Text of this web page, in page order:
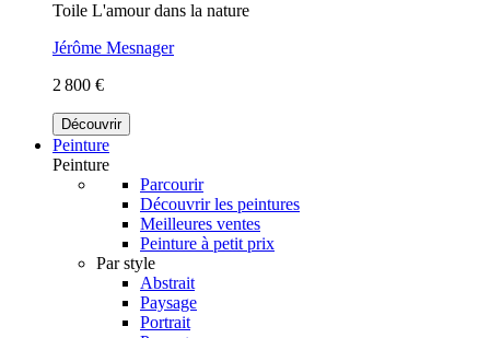
Toile L'amour dans la nature
Jérôme Mesnager
2 800 €
Découvrir
Peinture
Peinture
Parcourir
Découvrir les peintures
Meilleures ventes
Peinture à petit prix
Par style
Abstrait
Paysage
Portrait